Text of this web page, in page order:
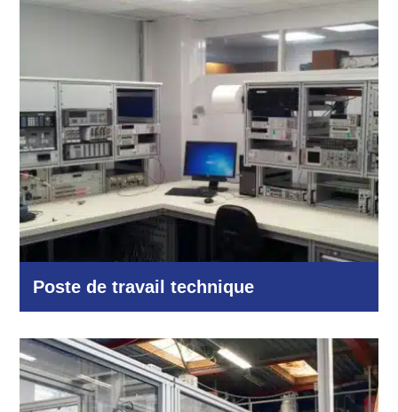
Poste de travail technique
Industrie et production